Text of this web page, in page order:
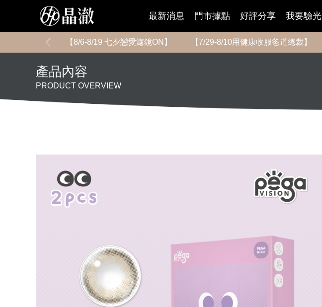
最新消息 門市據點 好評分享 我要驗光
【8/6-8/19 七夕戀愛濾鏡ON】 【7/29-8/10用健康收服爸道總裁】
產品內容
PRODUCT OVERVIEW